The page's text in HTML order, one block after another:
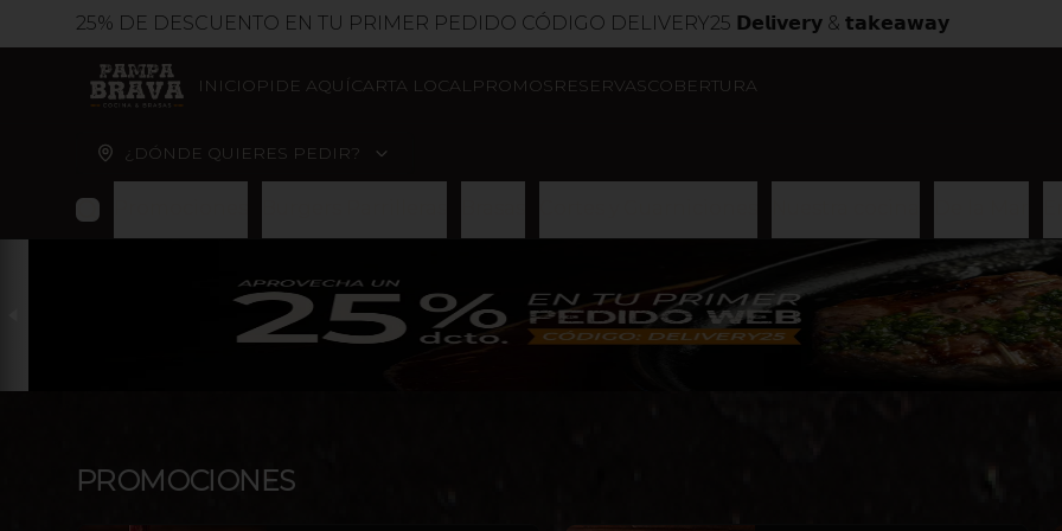
25% DE DESCUENTO EN TU PRIMER PEDIDO CÓDIGO DELIVERY25 𝗗𝗲𝗹𝗶𝘃𝗲𝗿𝘆 & 𝘁𝗮𝗸𝗲𝗮𝘄𝗮𝘆
INICIOPIDE AQUÍCARTA LOCALPROMOSRESERVASCOBERTURA
¿DÓNDE QUIERES PEDIR?
PROMOCIONES